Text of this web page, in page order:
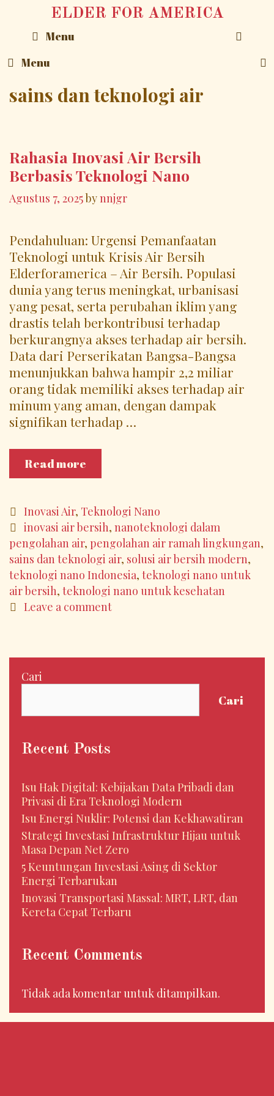
content
ELDER FOR AMERICA
Menu
Menu
sains dan teknologi air
Rahasia Inovasi Air Bersih
Berbasis Teknologi Nano
Agustus 7, 2025bynnjgr
Pendahuluan: Urgensi Pemanfaatan
Teknologi untuk Krisis Air Bersih
Elderforamerica – Air Bersih. Populasi
dunia yang terus meningkat, urbanisasi
yang pesat, serta perubahan iklim yang
drastis telah berkontribusi terhadap
berkurangnya akses terhadap air bersih.
Data dari Perserikatan Bangsa-Bangsa
menunjukkan bahwa hampir 2,2 miliar
orang tidak memiliki akses terhadap air
minum yang aman, dengan dampak
signifikan terhadap …
Read more
Inovasi
Bersih
Berbasis
Teknologi
Nano
Categories
Inovasi Air, Teknologi Nano
Tags
inovasi air bersih, nanoteknologi dalam
pengolahan air, pengolahan air ramah lingkungan,
sains dan teknologi air, solusi air bersih modern,
teknologi nano Indonesia, teknologi nano untuk
air bersih, teknologi nano untuk kesehatan
Leave a comment
Cari
Cari
Recent Posts
Isu Hak Digital: Kebijakan Data Pribadi dan
Privasi di Era Teknologi Modern
Isu Energi Nuklir: Potensi dan Kekhawatiran
Strategi Investasi Infrastruktur Hijau untuk
Masa Depan Net Zero
5 Keuntungan Investasi Asing di Sektor
Energi Terbarukan
Inovasi Transportasi Massal: MRT, LRT, dan
Kereta Cepat Terbaru
Recent Comments
Tidak ada komentar untuk ditampilkan.